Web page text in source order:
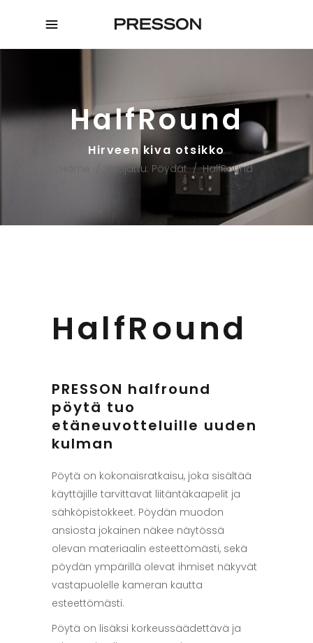
HalfRound
Hirveen kiva otsikko
Suojattu: Pöydät/HalfRound
HalfRound
PRESSON halfround
pöytä tuo
etäneuvotteluille uuden
kulman
Pöytä on kokonaisratkaisu, joka sisältää
käyttäjille tarvittavat liitäntäkaapelit ja
sähköpistokkeet. Pöydän muodon
ansiosta jokainen näkee näytössä
olevan materiaalin esteettömästi, sekä
pöydän ympärillä olevat ihmiset näkyvät
vastapuolelle kameran kautta
esteettömästi.
Pöytä on lisäksi korkeussäädettävä ja